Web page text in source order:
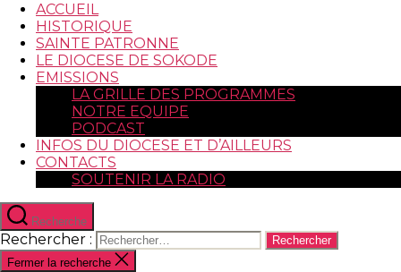
ACCUEIL
HISTORIQUE
SAINTE PATRONNE
LE DIOCESE DE SOKODE
EMISSIONS
LA GRILLE DES PROGRAMMES
NOTRE EQUIPE
PODCAST
INFOS DU DIOCESE ET D’AILLEURS
CONTACTS
SOUTENIR LA RADIO
Recherche
Rechercher :
Fermer la recherche